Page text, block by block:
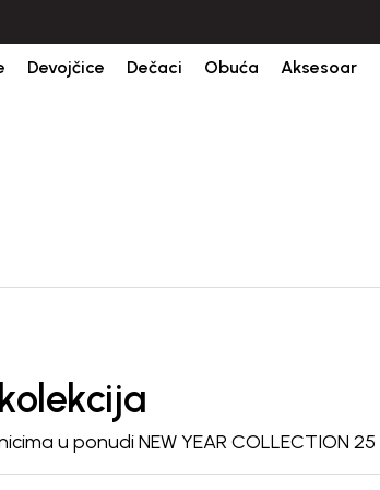
Devojčice Dečaci Obuća Aksesoar
u ponudi NEW YEAR COLLECTION